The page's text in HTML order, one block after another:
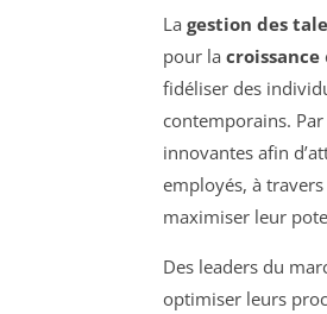
La gestion des
pour la croissance
fidéliser des
contemporains.
innovantes afin
employés, à
maximiser leur
Des leaders du
optimiser leurs